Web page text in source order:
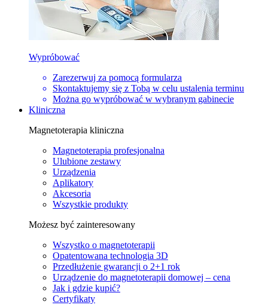
Wypróbować
Zarezerwuj za pomocą formularza
Skontaktujemy się z Tobą w celu ustalenia terminu
Można go wypróbować w wybranym gabinecie
Kliniczna
Magnetoterapia kliniczna
Magnetoterapia profesjonalna
Ulubione zestawy
Urządzenia
Aplikatory
Akcesoria
Wszystkie produkty
Możesz być zainteresowany
Wszystko o magnetoterapii
Opatentowana technologia 3D
Przedłużenie gwarancji o 2+1 rok
Urządzenie do magnetoterapii domowej – cena
Jak i gdzie kupić?
Certyfikaty